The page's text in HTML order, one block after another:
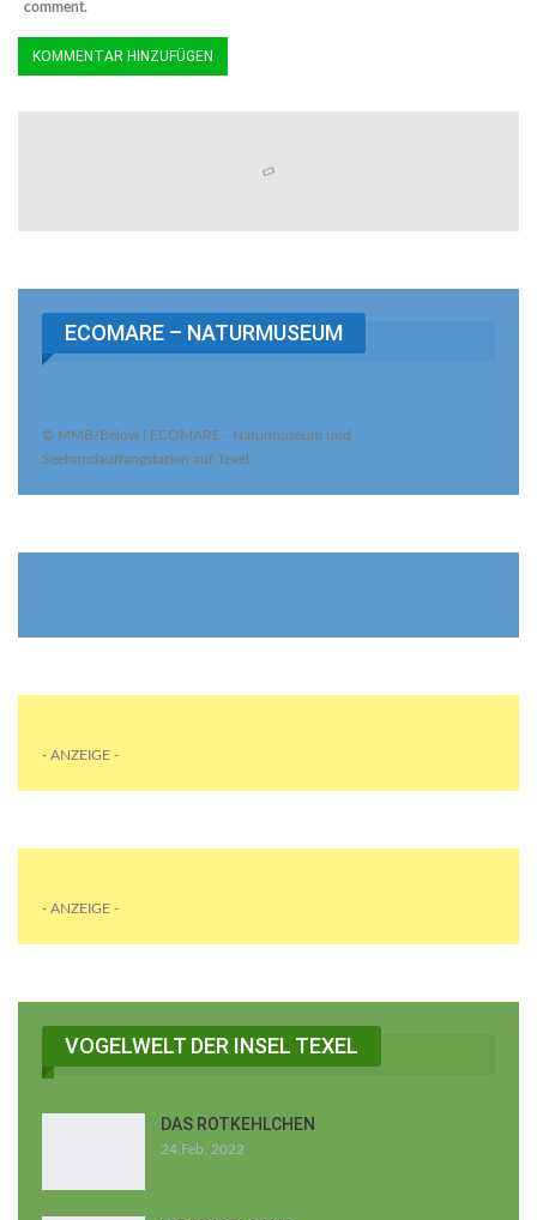
comment.
ECOMARE – NATURMUSEUM
© MMB/Below | ECOMARE - Naturmuseum und
Seehundauffangstation auf Texel
- ANZEIGE -
- ANZEIGE -
VOGELWELT DER INSEL TEXEL
DAS ROTKEHLCHEN
24.Feb. 2022